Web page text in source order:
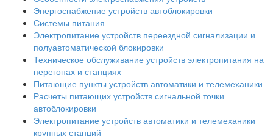
Энергоснабжение устройств автоблокировки
Системы питания
Электропитание устройств переездной сигнализации и
полуавтоматической блокировки
Техническое обслуживание устройств электропитания на
перегонах и станциях
Питающие пункты устройств автоматики и телемеханики
Расчеты питающих устройств сигнальной точки
автоблокировки
Электропитание устройств автоматики и телемеханики
крупных станций